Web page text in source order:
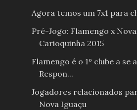
Agora temos um 7x1 para
Pré-Jogo: Flamengo x
Carioquinha 2015
Flamengo é o 1º clube a se
Respon...
Jogadores relacionados
Nova Iguaçu